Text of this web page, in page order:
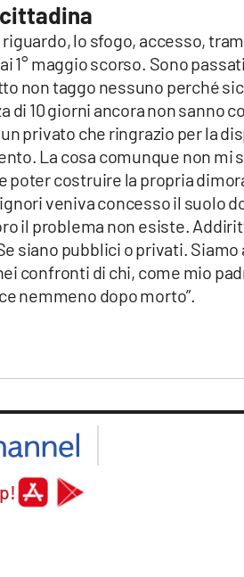
cittadina
lo sfogo, accesso,
1° maggio scorso. Sono
non taggo nessuno perché
di 10 giorni ancora non sanno
privato che ringrazio per la
La cosa comunque non mi
poter costruire la propria
veniva concesso il suolo
il problema non esiste.
siano pubblici o privati.
confronti di chi, come mio
nemmeno dopo morto”.